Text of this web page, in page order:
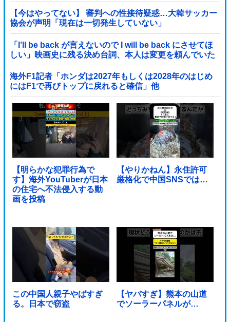
【今はやってない】 審判への性接待疑惑…大韓サッカー
協会が声明「現在は一切発生していない」
「I’ll be back が言えないので I will be back にさせてほ
しい」映画史に残る決め台詞、本人は変更を頼んでいた
海外F1記者「ホンダは2027年もしくは2028年のはじめ
にはF1で再びトップに戻れると確信」他
【明らかな犯罪行為で
す】海外YouTuberが日本
の住宅へ不法侵入する動
画を投稿
【やりかねん】永住許可
厳格化で中国SNSでは…
この中国人親子やばすぎ
る。日本で窃盗
【ヤバすぎ】熊本の山道
でソーラーパネルが…